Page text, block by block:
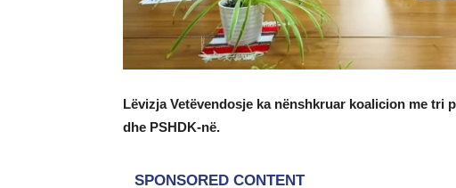
Lëvizja Vetëvendosje ka nënshkruar koalicion me
dhe PSHDK-në.